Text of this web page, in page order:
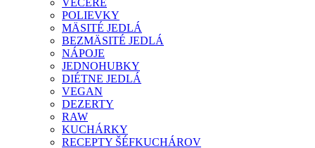
VEČERE
POLIEVKY
MÄSITÉ JEDLÁ
BEZMÄSITÉ JEDLÁ
NÁPOJE
JEDNOHUBKY
DIÉTNE JEDLÁ
VEGAN
DEZERTY
RAW
KUCHÁRKY
RECEPTY ŠÉFKUCHÁROV